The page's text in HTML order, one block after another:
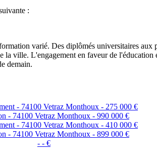
:
varié. Des diplômés universitaires aux
la ville. L'engagement en faveur de
demain.
- 74100 Vetraz Monthoux - 275 000 €
- 74100 Vetraz Monthoux - 990 000 €
- 74100 Vetraz Monthoux - 410 000 €
- 74100 Vetraz Monthoux - 899 000 €
- - €